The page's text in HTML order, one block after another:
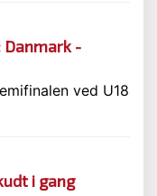
Danmark -
ved U18
i gang